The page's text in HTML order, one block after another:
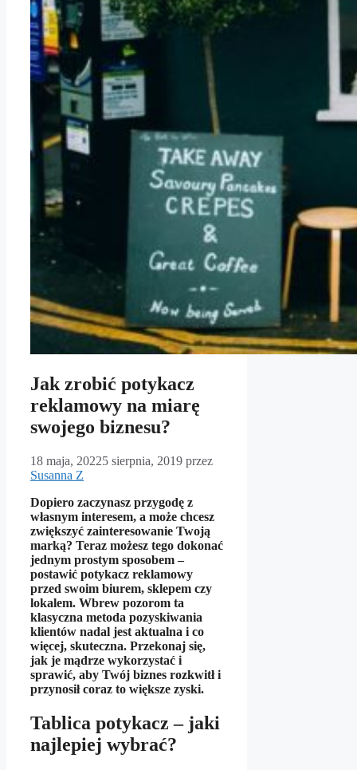
Jak zrobić potykacz
reklamowy na miarę
swojego biznesu?
18 maja, 20225 sierpnia, 2019 przez
Susanna Z
Dopiero zaczynasz przygodę z
własnym interesem, a może chcesz
zwiększyć zainteresowanie Twoją
marką? Teraz możesz tego dokonać
jednym prostym sposobem –
postawić potykacz reklamowy
przed swoim biurem, sklepem czy
lokalem. Wbrew pozorom ta
klasyczna metoda pozyskiwania
klientów nadal jest aktualna i co
więcej, skuteczna. Przekonaj się,
jak je mądrze wykorzystać i
sprawić, aby Twój biznes rozkwitł i
przynosił coraz to większe zyski.
Tablica potykacz – jaki
najlepiej wybrać?